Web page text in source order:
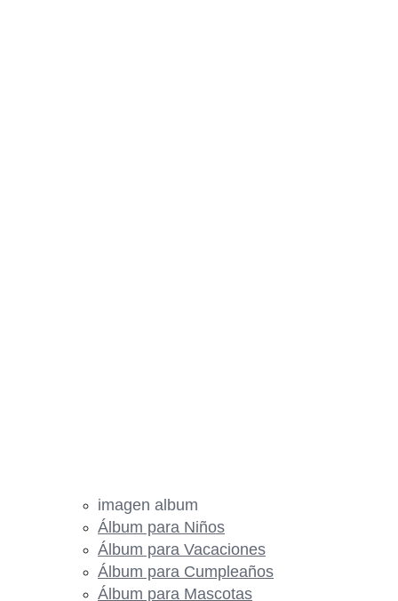
imagen album
Álbum para Niños
Álbum para Vacaciones
Álbum para Cumpleaños
Álbum para Mascotas